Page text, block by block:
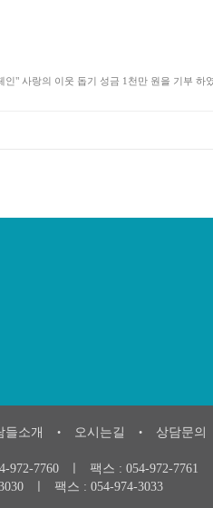
" 사랑의 이웃 돕기 성금 1천만 원을 기부
들소개 • 오시는길 • 상담문의
972-7760
팩스 : 054-972-7761
팩스 : 054-974-3033